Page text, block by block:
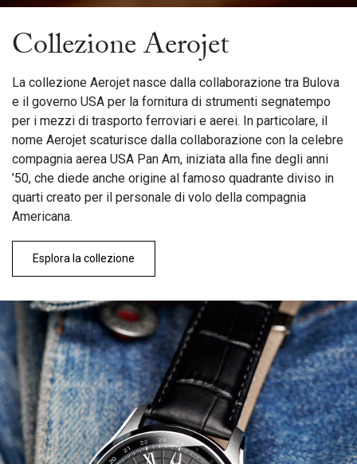
Collezione Aerojet
La collezione Aerojet nasce dalla collaborazione tra Bulova
e il governo USA per la fornitura di strumenti segnatempo
per i mezzi di trasporto ferroviari e aerei. In particolare, il
nome Aerojet scaturisce dalla collaborazione con la celebre
compagnia aerea USA Pan Am, iniziata alla fine degli anni
’50, che diede anche origine al famoso quadrante diviso in
quarti creato per il personale di volo della compagnia
Americana.
Esplora la collezione